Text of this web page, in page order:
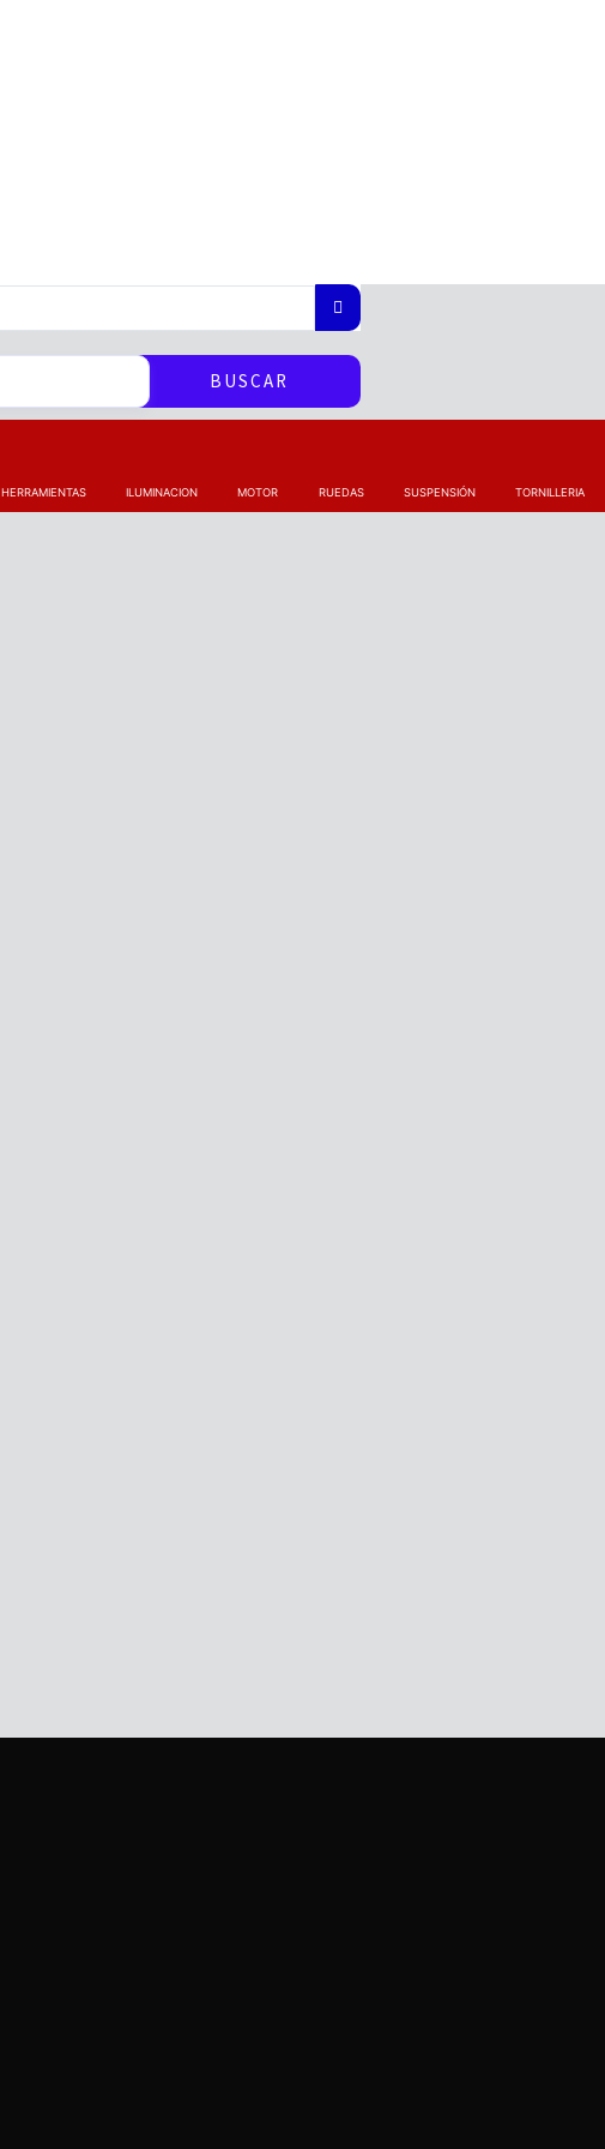
BUSCAR
HERRAMIENTAS ILUMINACION MOTOR RUEDAS SUSPENSIÓN TORNILLERIA